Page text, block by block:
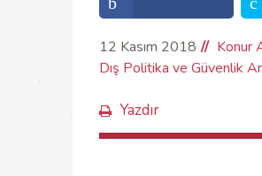
12 Kasım 2018
Konur
Dış Politika ve Güvenlik
Yazdır